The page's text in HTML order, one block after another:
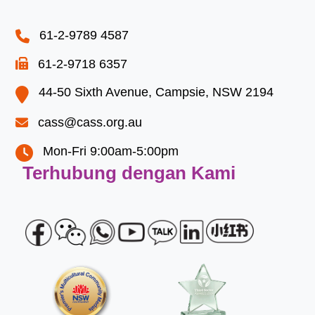
image
continue.
61-2-9789 4587
61-2-9718 6357
44-50 Sixth Avenue, Campsie, NSW 2194
cass@cass.org.au
Mon-Fri 9:00am-5:00pm
Terhubung dengan Kami